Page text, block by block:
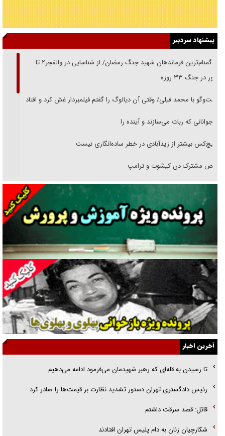
پیشنهاد سردبیر
از گمنام‌ترین فرماندهان شهید جنگ رمضان/ از شناسایی در والفجر۲ تا
حضور در جنگ ۳۳ روزه
گفت‌وگو با محمد فیلی/ وقتی آن دیالوگ را گفتم فیلمبردار غش کرد و افتاد
نوجوانانی که ربات می‌سازند و آینده را
هیچ‌کس بیشتر از زیدآبادی در خطر ساده‌انگاری نیست
رقص مشترک دن کیشوت و ترامپ
دنده دولت به واگذاری مسئله‌دار ایران‌خودرو/ خصوصی‌سازی یا انحصار؟
غریزه‌ی بقا و آقای باقی و رفقا
جراحی‌های زیبایی با مدرک فوق‌دیپلم! + گفت‌وگو با متهم
گفت‌وگو با همسر یکی از شهدای جنگ رمضان/ پیکر بی‌سر شهید را از
انگشت‌های پا شناسایی کردیم
نسلی که آنلاین الگو می‌گیرد
گفت‌وگو با آیت‌الله جاودان/ جفای مخالفان مکانت معنوی رهبر شهید را
ارتقا می‌داد
راننده مست به قانون می‌خندد
همه آقای دوربینی شده‌ایم!
قصه ناتمام سرویس مدارس
آیا مقاومت فلسطین خلع‌سلاح می‌شود؟
آخرین اخبار
تا رسیدن به قله‌ای که رهبر شهیدمان می‌فرمود ادامه می‌دهیم
رئیس دادگستری تهران دستور تشدید نظارت بر قیمت‌ها را صادر کرد
قاتل: قصد سرقت داشتم
شکارچیان زنان به دام پلیس تهران افتادند